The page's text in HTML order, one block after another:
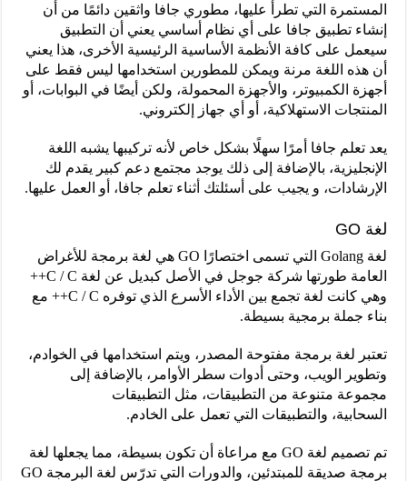
المستمرة التي تطرأ عليها، مطوري جافا واثقين دائمًا من أن
إنشاء تطبيق جافا على أي نظام أساسي يعني أن التطبيق
سيعمل على كافة الأنظمة الأساسية الرئيسية الأخرى، هذا يعني
أن هذه اللغة مرنة ويمكن للمطورين استخدامها ليس فقط على
أجهزة الكمبيوتر، والأجهزة المحمولة، ولكن أيضًا في البوابات، أو
المنتجات الاستهلاكية، أو أي جهاز إلكتروني.
يعد تعلم جافا أمرًا سهلًا بشكل خاص لأنه تركيبها يشبه اللغة
الإنجليزية، بالإضافة إلى ذلك يوجد مجتمع دعم كبير يقدم لك
الإرشادات، و يجيب على أسئلتك أثناء تعلم جافا، أو العمل عليها.
لغة GO
لغة Golang التي تسمى اختصارًا GO هي لغة برمجة للأغراض
العامة طورتها شركة جوجل في الأصل كبديل عن لغة C / C++
وهي كانت لغة تجمع بين الأداء الأسرع الذي توفره C / C++ مع
بناء جملة برمجية بسيطة.
تعتبر لغة برمجة مفتوحة المصدر، ويتم استخدامها في الخوادم،
وتطوير الويب، وحتى أدوات سطر الأوامر، بالإضافة إلى
مجموعة متنوعة من التطبيقات، مثل التطبيقات
السحابية، والتطبيقات التي تعمل على الخادم.
تم تصميم لغة GO مع مراعاة أن تكون بسيطة، مما يجعلها لغة
برمجة صديقة للمبتدئين، والدورات التي تدرّس لغة البرمجة GO